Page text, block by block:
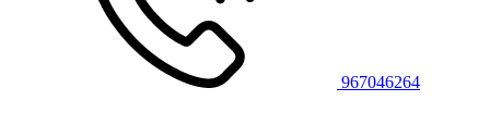
967046264